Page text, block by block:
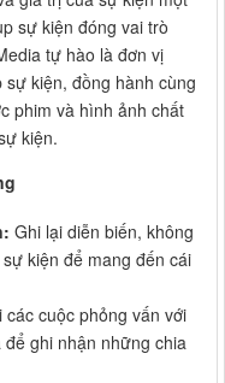
sự kiện đóng vai trò
tự hào là đơn vị
kiện, đồng hành cùng
phim và hình ảnh chất
kiện.
Ghi lại diễn biến, không
kiện để mang đến cái
các cuộc phỏng vấn với
ghi nhận những chia